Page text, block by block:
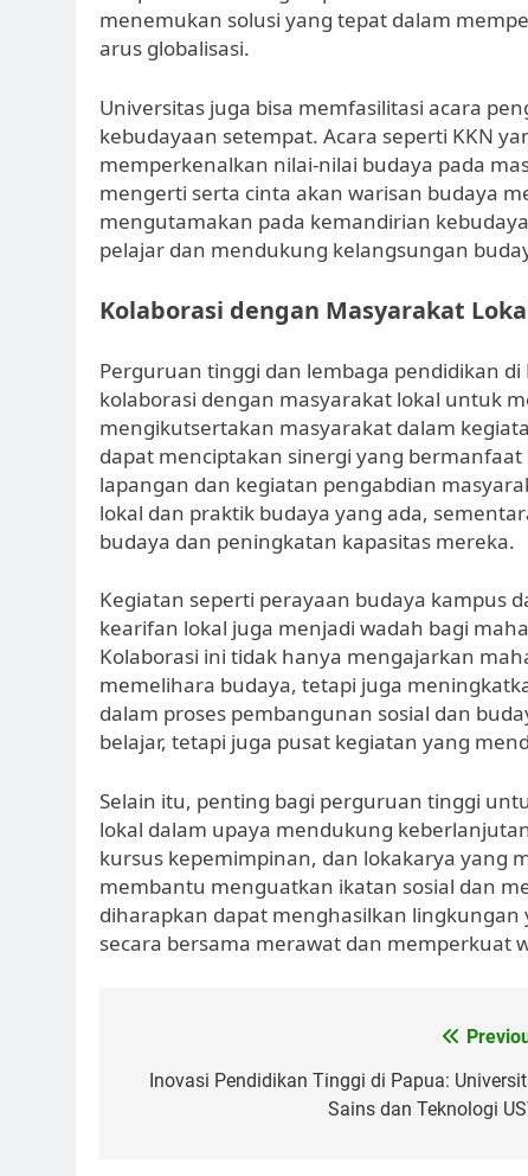
menemukan solusi yang tepat dalam
arus globalisasi.
Universitas juga bisa memfasilitasi acara
kebudayaan setempat. Acara seperti KKN
memperkenalkan nilai-nilai budaya pada
mengerti serta cinta akan warisan budaya
mengutamakan pada kemandirian
pelajar dan mendukung kelangsungan
Kolaborasi dengan Masyarakat
Perguruan tinggi dan lembaga pendidikan
kolaborasi dengan masyarakat lokal untuk
mengikutsertakan masyarakat dalam
dapat menciptakan sinergi yang
lapangan dan kegiatan pengabdian
lokal dan praktik budaya yang ada,
budaya dan peningkatan kapasitas mereka.
Kegiatan seperti perayaan budaya kampus
kearifan lokal juga menjadi wadah bagi
Kolaborasi ini tidak hanya mengajarkan
memelihara budaya, tetapi juga
dalam proses pembangunan sosial dan
belajar, tetapi juga pusat kegiatan yang
Selain itu, penting bagi perguruan tinggi
lokal dalam upaya mendukung
kursus kepemimpinan, dan lokakarya yang
membantu menguatkan ikatan sosial dan
diharapkan dapat menghasilkan
secara bersama merawat dan memperkuat
navigation
Inovasi Pendidikan Tinggi di Papua:
Sains dan Teknologi